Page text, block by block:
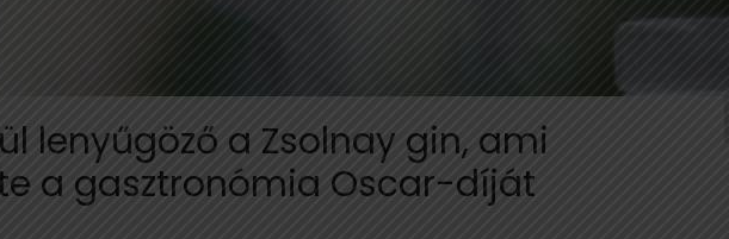
lenyűgöző a Zsolnay gin, ami
a gasztronómia Oscar-díját